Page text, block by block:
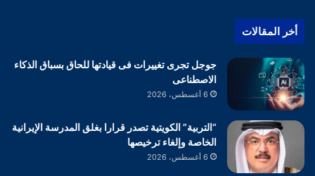
أخر المقالات
جوجل تجرى تغييرات فى قيادتها للحاق بسباق الذكاء
الاصطناعى
6 أغسطس، 2026
“التربية” الكويتية تصدر قرارا بغلق المدرسة الإيرانية
الخاصة وإلغاء ترخيصها
6 أغسطس، 2026